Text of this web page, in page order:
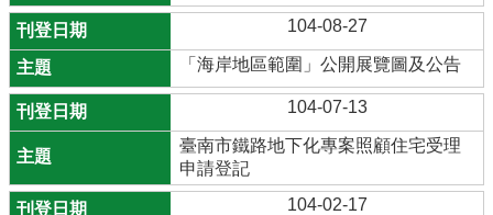
104-08-27
「海岸地區範圍」公開展覽圖及公告
104-07-13
臺南市鐵路地下化專案照顧住宅受理
申請登記
104-02-17